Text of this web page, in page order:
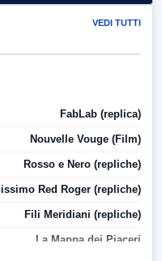
VEDI TUTTI
FabLab (replica)
Nouvelle Vouge (Film)
Rosso e Nero (repliche)
Red Roger (repliche)
Fili Meridiani (repliche)
La Mappa dei Piaceri